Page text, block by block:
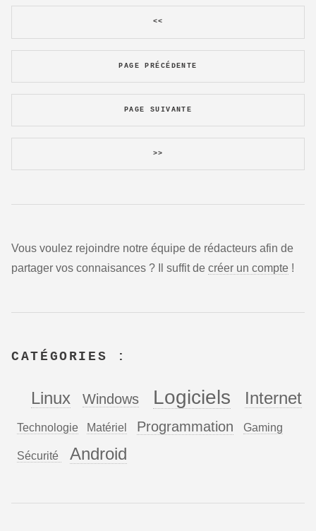
<<
PAGE PRÉCÉDENTE
PAGE SUIVANTE
>>
Vous voulez rejoindre notre équipe de rédacteurs afin de
partager vos connaisances ? Il suffit de créer un compte !
CATÉGORIES :
Linux Windows Logiciels Internet
Technologie Matériel Programmation Gaming
Sécurité Android